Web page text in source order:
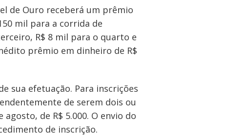
de Ouro receberá um prêmio
mil para a corrida de
R$ 8 mil para o quarto e
prêmio em dinheiro de R$
sua efetuação. Para inscrições
de serem dois ou
de R$ 5.000. O envio do
de inscrição.